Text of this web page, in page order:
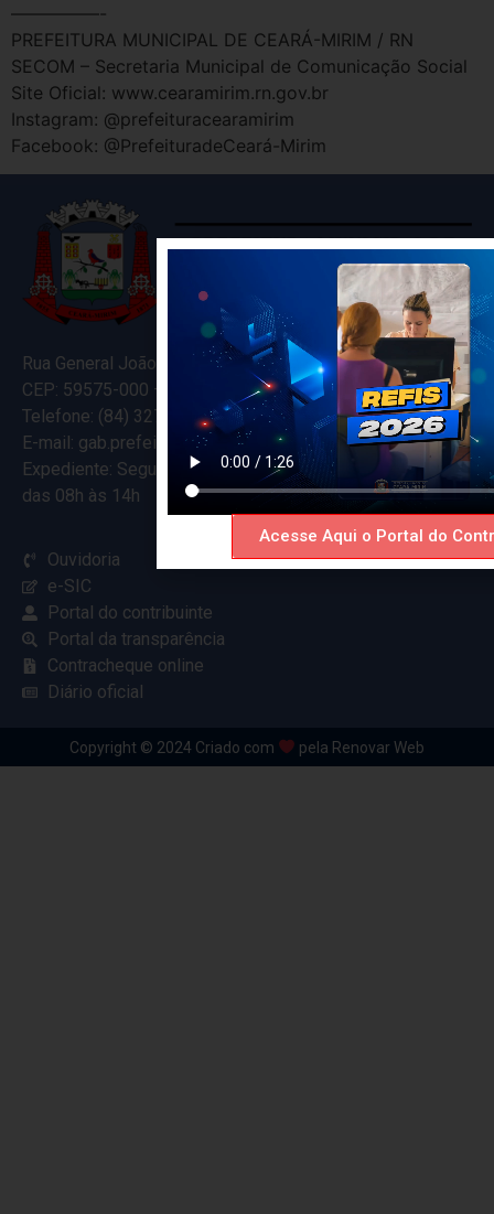
—————-
PREFEITURA MUNICIPAL DE CEARÁ-MIRIM / RN
SECOM – Secretaria Municipal de Comunicação Social
Site Oficial: www.cearamirim.rn.gov.br
Instagram: @prefeituracearamirim
Facebook: @PrefeituradeCeará-Mirim
Rua General João Varela, 635
CEP: 59575-000 – Ceará-Mirim – RN
Telefone: (84) 3274-5916
E-mail: gab.prefeitocearamirim@gmail.com
Expediente: Segunda à Sexta
das 08h às 14h
Ouvidoria
e-SIC
Portal do contribuinte
Portal da transparência
Contracheque online
Diário oficial
Copyright © 2024 Criado com pela Renovar Web
Acesse Aqui o Portal do